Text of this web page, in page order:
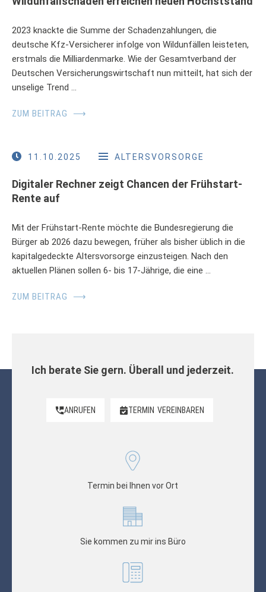
2023 knackte die Summe der Schadenzahlungen, die
deutsche Kfz-Versicherer infolge von Wildunfällen leisteten,
erstmals die Milliardenmarke. Wie der Gesamtverband der
Deutschen Versicherungswirtschaft nun mitteilt, hat sich der
unselige Trend …
ZUM BEITRAG ⟶
11.10.2025 ALTERSVORSORGE
Digitaler Rechner zeigt Chancen der Frühstart-
Rente auf
Mit der Frühstart-Rente möchte die Bundesregierung die
Bürger ab 2026 dazu bewegen, früher als bisher üblich in die
kapitalgedeckte Altersvorsorge einzusteigen. Nach den
aktuellen Plänen sollen 6- bis 17-Jährige, die eine …
ZUM BEITRAG ⟶
Ich berate Sie gern. Überall und jederzeit.
ANRUFEN TERMIN VEREINBAREN
Termin bei Ihnen vor Ort
Sie kommen zu mir ins Büro